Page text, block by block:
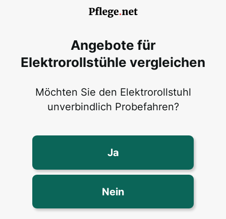
Angebote für
Elektrorollstühle vergleichen
Möchten Sie den Elektrorollstuhl
unverbindlich Probefahren?
Ja
Nein